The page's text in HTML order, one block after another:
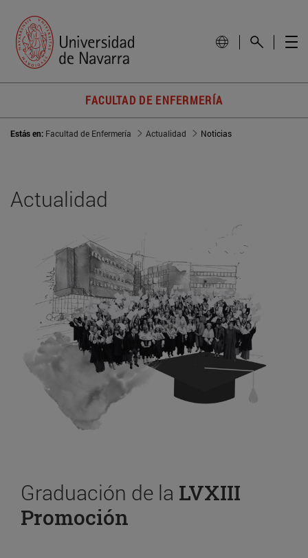
FACULTAD DE ENFERMERÍA
Estás en: Facultad de Enfermería Actualidad Noticias
Actualidad
Graduación de la LVXIII
Promoción